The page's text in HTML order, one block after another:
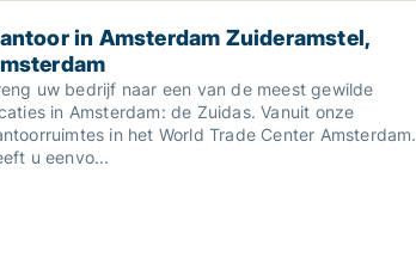
in Amsterdam Zuideramstel, Amsterdam
in Amsterdam Zuideramstel,
uw bedrijf naar een van de meest gewilde
in Amsterdam: de Zuidas. Vanuit onze
in het World Trade Center Amsterdam
u eenvo...